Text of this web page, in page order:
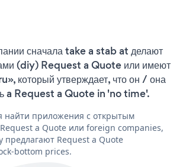
сначала take a stab at делают
(diy) Request a Quote или имеют
который утверждает, что он / она
a Request a Quote in 'no time'.
найти приложения с открытым
a Quote или foreign companies,
предлагают Request a Quote
bottom prices.